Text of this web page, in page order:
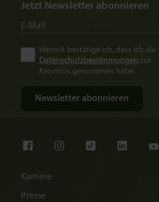
Karriere
Presse
Jetzt Newsletter abonnieren
Hiermit bestätige ich, dass ich die
Datenschutzbestimmungen zur
Kenntnis genommen habe.